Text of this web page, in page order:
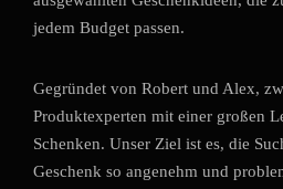
jedem Budget passen.
Gegründet von Robert und Alex,
Produktexperten mit einer großen
Schenken. Unser Ziel ist es, die
Geschenk so angenehm und